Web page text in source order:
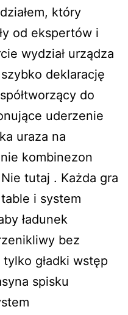
który
od ekspertów i
wydział urządza
deklarację
do
uderzenie
uraza na
kombinezon
tutaj . Każda gra
i system
ładunek
bez
gładki wstęp
spisku